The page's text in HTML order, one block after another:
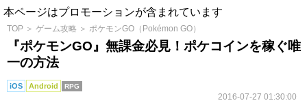
本ページはプロモーションが含まれています
TOP ＞ ゲーム攻略 ＞ ポケモンGO（Pokémon GO）
『ポケモンGO』無課金必見！ポケコインを稼ぐ唯
一の方法
iOS Android RPG
2016-07-27 01:30:00